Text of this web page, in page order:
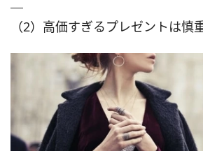
（2）高価すぎるプレゼントは慎